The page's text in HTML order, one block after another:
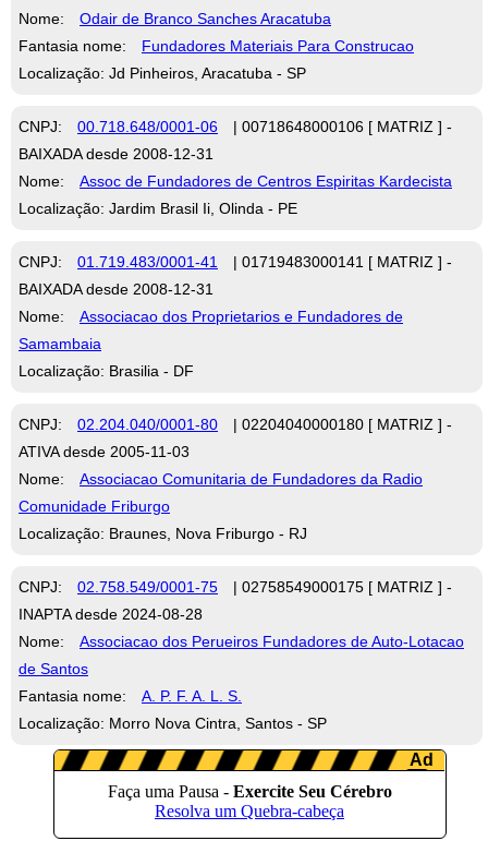
Nome:
Odair de Branco Sanches Aracatuba
Fantasia nome:
Fundadores Materiais Para Construcao
Localização: Jd Pinheiros, Aracatuba - SP
CNPJ: 00.718.648/0001-06
| 00718648000106 [ MATRIZ ] -
BAIXADA desde 2008-12-31
Nome:
Assoc de Fundadores de Centros Espiritas Kardecista
Localização: Jardim Brasil Ii, Olinda - PE
CNPJ: 01.719.483/0001-41
| 01719483000141 [ MATRIZ ] -
BAIXADA desde 2008-12-31
Nome:
Associacao dos Proprietarios e Fundadores de
Samambaia
Localização: Brasilia - DF
CNPJ: 02.204.040/0001-80
| 02204040000180 [ MATRIZ ] -
ATIVA desde 2005-11-03
Nome:
Associacao Comunitaria de Fundadores da Radio
Comunidade Friburgo
Localização: Braunes, Nova Friburgo - RJ
CNPJ: 02.758.549/0001-75
| 02758549000175 [ MATRIZ ] -
INAPTA desde 2024-08-28
Nome:
Associacao dos Perueiros Fundadores de Auto-Lotacao
de Santos
Fantasia nome:
A. P. F. A. L. S.
Localização: Morro Nova Cintra, Santos - SP